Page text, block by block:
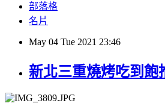
部落格
名片
May 04 Tue 2021 23:46
新北三重燒烤吃到飽